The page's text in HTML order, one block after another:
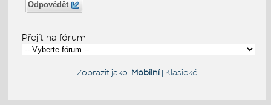
Odpovědět
Přejít na fórum
Zobrazit jako: Mobilní| Klasické